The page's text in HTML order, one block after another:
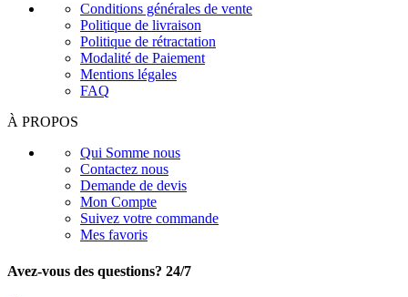
Conditions générales de vente
Politique de livraison
Politique de rétractation
Modalité de Paiement
Mentions légales
FAQ
À PROPOS
Qui Somme nous
Contactez nous
Demande de devis
Mon Compte
Suivez votre commande
Mes favoris
Avez-vous des questions? 24/7